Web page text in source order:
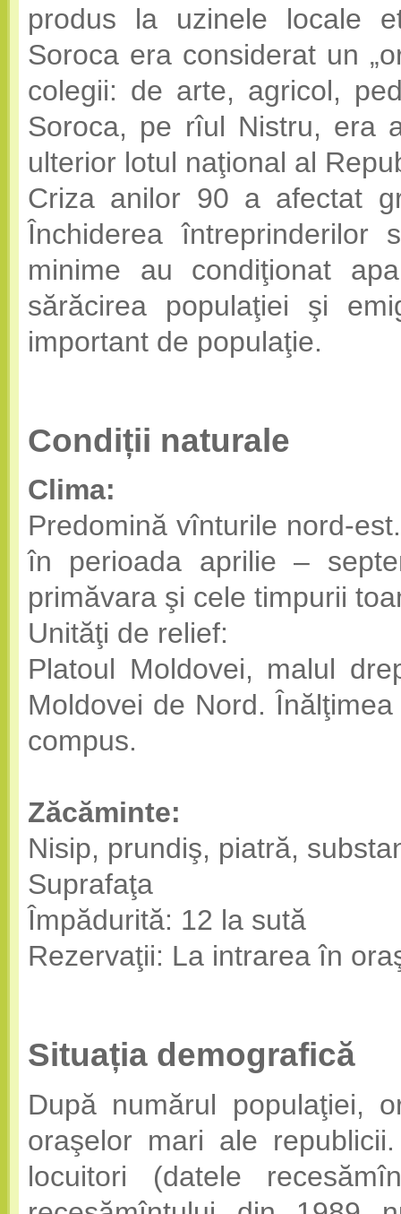
produs la uzinele locale
Soroca era considerat un
colegii: de arte, agricol,
Soroca, pe rîul Nistru, era
ulterior lotul naţional al
Criza anilor 90 a afectat
Închiderea întreprinderilor
minime au condiţionat
sărăcirea populaţiei şi
important de populaţie.
Condiții naturale
Clima:
Predomină vînturile nord-
în perioada aprilie –
primăvara şi cele timpurii
Unităţi de relief:
Platoul Moldovei, malul
Moldovei de Nord.
compus.
Zăcăminte:
Nisip, prundiş, piatră,
Suprafaţa
Împădurită: 12 la sută
Rezervaţii: La intrarea în
Situația demografică
După numărul populaţiei,
oraşelor mari ale
locuitori (datele